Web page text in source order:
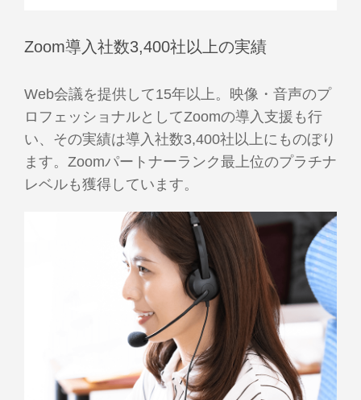
Zoom導入社数3,400社以上の実績
Web会議を提供して15年以上。映像・音声のプ
ロフェッショナルとしてZoomの導入支援も行
い、その実績は導入社数3,400社以上にものぼり
ます。Zoomパートナーランク最上位のプラチナ
レベルも獲得しています。